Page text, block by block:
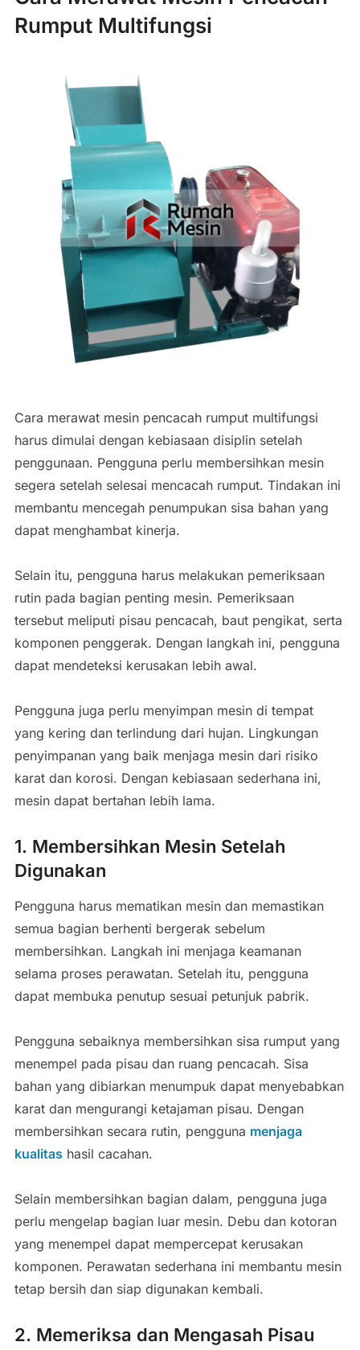
Rumput Multifungsi
Cara merawat mesin pencacah rumput multifungsi
harus dimulai dengan kebiasaan disiplin setelah
penggunaan. Pengguna perlu membersihkan mesin
segera setelah selesai mencacah rumput. Tindakan ini
membantu mencegah penumpukan sisa bahan yang
dapat menghambat kinerja.
Selain itu, pengguna harus melakukan pemeriksaan
rutin pada bagian penting mesin. Pemeriksaan
tersebut meliputi pisau pencacah, baut pengikat, serta
komponen penggerak. Dengan langkah ini, pengguna
dapat mendeteksi kerusakan lebih awal.
Pengguna juga perlu menyimpan mesin di tempat
yang kering dan terlindung dari hujan. Lingkungan
penyimpanan yang baik menjaga mesin dari risiko
karat dan korosi. Dengan kebiasaan sederhana ini,
mesin dapat bertahan lebih lama.
1. Membersihkan Mesin Setelah
Digunakan
Pengguna harus mematikan mesin dan memastikan
semua bagian berhenti bergerak sebelum
membersihkan. Langkah ini menjaga keamanan
selama proses perawatan. Setelah itu, pengguna
dapat membuka penutup sesuai petunjuk pabrik.
Pengguna sebaiknya membersihkan sisa rumput yang
menempel pada pisau dan ruang pencacah. Sisa
bahan yang dibiarkan menumpuk dapat menyebabkan
karat dan mengurangi ketajaman pisau. Dengan
membersihkan secara rutin, pengguna menjaga
kualitas hasil cacahan.
Selain membersihkan bagian dalam, pengguna juga
perlu mengelap bagian luar mesin. Debu dan kotoran
yang menempel dapat mempercepat kerusakan
komponen. Perawatan sederhana ini membantu mesin
tetap bersih dan siap digunakan kembali.
2. Memeriksa dan Mengasah Pisau